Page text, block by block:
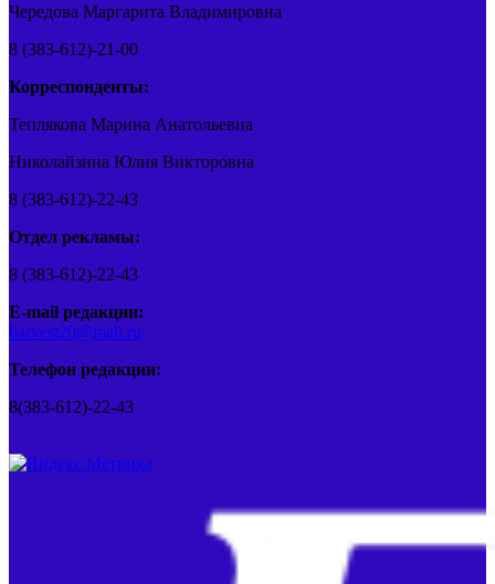
Чередова Маргарита Владимировна
8 (383-612)-21-00
Корреспонденты:
Теплякова Марина Анатольевна
Николайзина Юлия Викторовна
8 (383-612)-22-43
Отдел рекламы:
8 (383-612)-22-43
E-mail редакции:
barvest20@mail.ru
Телефон редакции:
8(383-612)-22-43